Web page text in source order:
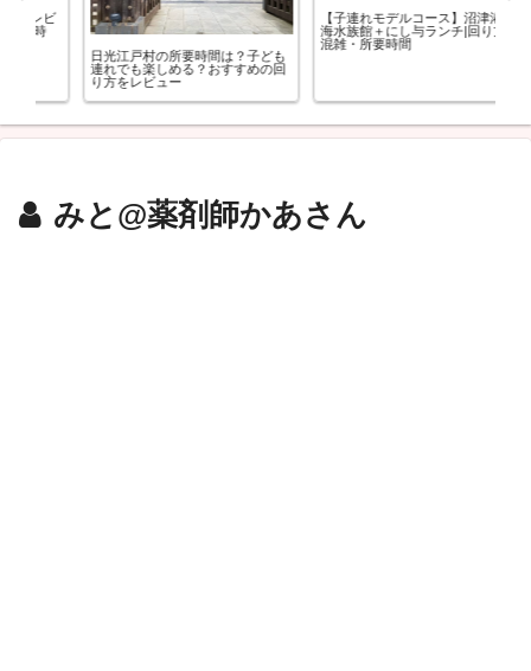
日光江戸村の所要時間は？子ども
連れでも楽しめる？おすすめの回
り方をレビュー
【子連れモデルコース】沼津港深
海水族館＋にし与ランチ|回り方・
混雑・所要時間
みと@薬剤師かあさん